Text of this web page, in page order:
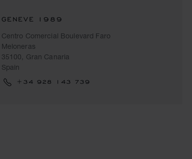
GENEVE 1989
Centro Comercial Boulevard Faro
Meloneras
35100, Gran Canaria
Spain
+34 928 143 739